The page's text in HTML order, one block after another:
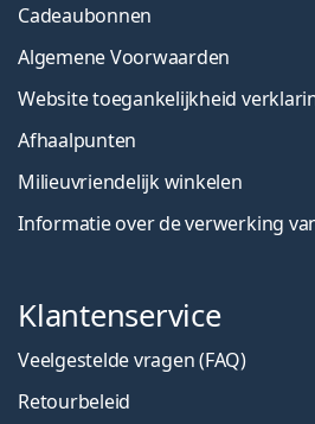
Cadeaubonnen
Algemene Voorwaarden
Website toegankelijkheid
Afhaalpunten
Milieuvriendelijk winkelen
Informatie over de verwerking
Klantenservice
Veelgestelde vragen (FAQ)
Retourbeleid